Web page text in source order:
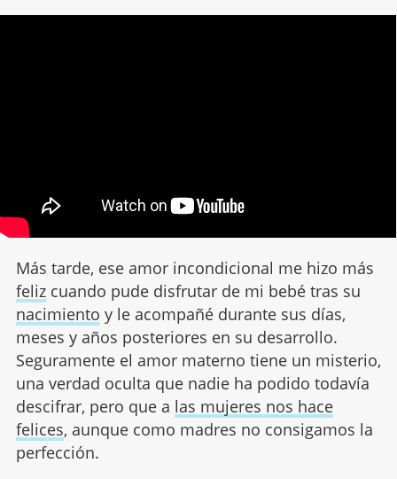
Más tarde, ese amor incondicional me hizo más
felizcuando pude disfrutar de mi bebé tras su
nacimiento y le acompañé durante sus días,
meses y años posteriores en su desarrollo.
Seguramente el amor materno tiene un misterio,
una verdad oculta que nadie ha podido todavía
descifrar, pero que a las mujeres nos hace
felices, aunque como madres no consigamos la
perfección.